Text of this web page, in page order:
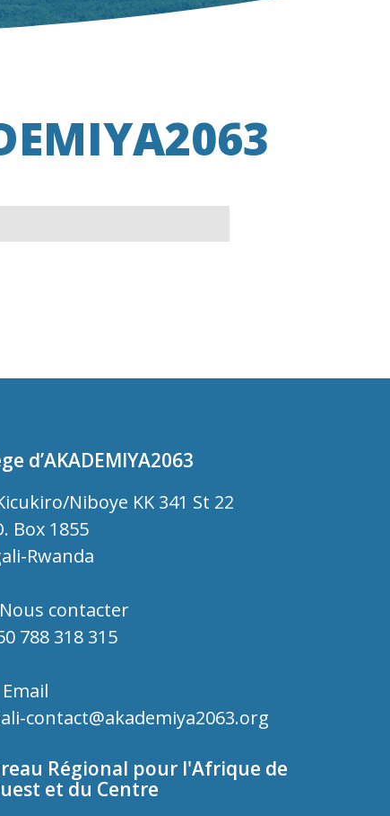
d’AKADEMIYA2063
Niboye KK 341 St 22
Box 1855
Rwanda
Nous contacter
788 318 315
Email
contact@akademiya2063.org
Régional pour l'Afrique de
et du Centre